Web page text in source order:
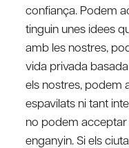
confiança. Podem
tinguin unes idees
amb les nostres,
vida privada
els nostres, podem
espavilats ni tant
no podem acceptar
enganyin. Si els